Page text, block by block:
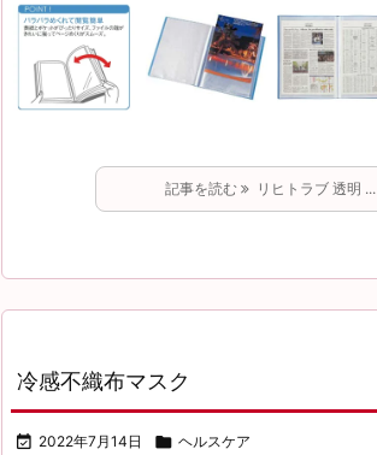
記事を読む リヒトラブ 透明 ...
冷感不織布マスク
 2022年7月14日  ヘルスケア